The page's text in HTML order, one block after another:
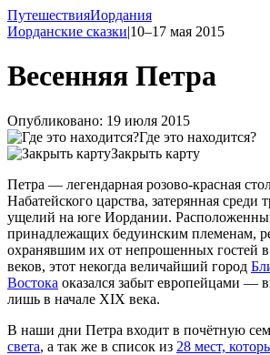
ПутешествияИордания
Иорданские сказки|10–17 мая 2015
Весенняя Петра
Опубликовано: 19 июля 2015
Где это находится?
Закрыть карту
Петра — легендарная розово-красная
Набатейского царства, затерянная среди
ущелий на юге Иордании.
принадлежащих бедуинским племенам,
охранявшим их от непрошенных гостей
веков, этот некогда величайший город
Востока оказался забыт европейцами —
лишь в начале XIX века.
В наши дни Петра входит в почётную
света, а так же в список из 28 мест,